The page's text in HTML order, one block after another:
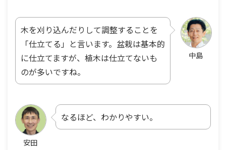
中島
木を刈り込んだりして調整することを
「仕立てる」と言います。盆栽は基本的
に仕立てますが、植木は仕立てないも
のが多いですね。
安田
なるほど、わかりやすい。